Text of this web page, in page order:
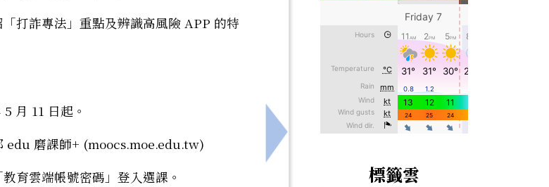
校園霸凌家長研習會」實施計畫，請家長踴躍報名參加，
打詐專法」重點及辨識高風險 APP 的特
月 11 日起。
edu 磨課師+ (moocs.moe.edu.tw)
育雲端帳號密碼」登入選課。
下一筆：轉知教育部國民及學前教育署115年度
標籤雲